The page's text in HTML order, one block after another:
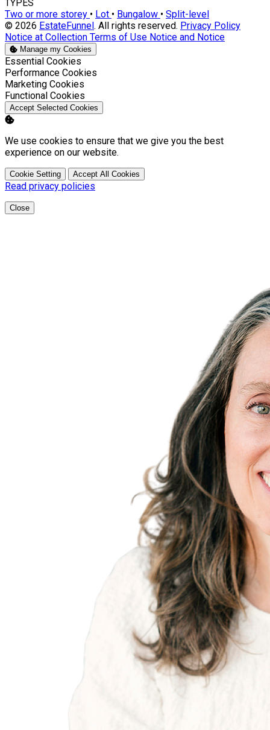
TYPES
Two or more storey • Lot • Bungalow • Split-level
© 2026 EstateFunnel . All rights reserved. Privacy Policy
Notice at Collection Terms of Use Notice and Notice
Manage my Cookies
Enable
Essential Cookies
Enable
Performance Cookies
Enable
Marketing Cookies
Enable
Functional Cookies
Accept Selected Cookies
We use cookies to ensure that we give you the best
experience on our website.
Cookie Setting Accept All Cookies
Read privacy policies
Close